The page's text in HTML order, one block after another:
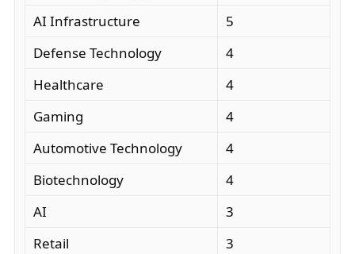
AI Infrastructure
5
Defense Technology
4
Healthcare
4
Gaming
4
Automotive Technology
4
Biotechnology
4
AI
3
Retail
3